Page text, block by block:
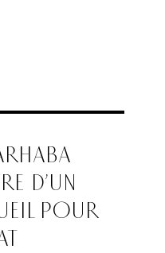
D’UN
POUR